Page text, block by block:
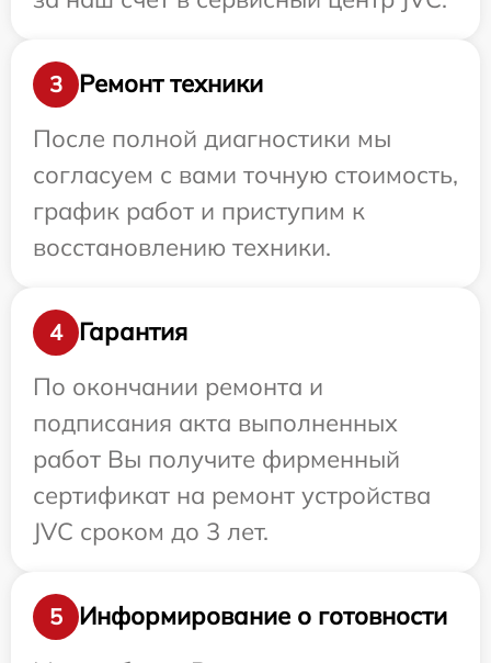
3
Ремонт техники
После полной диагностики мы
согласуем с вами точную стоимость,
график работ и приступим к
восстановлению техники.
4
Гарантия
По окончании ремонта и
подписания акта выполненных
работ Вы получите фирменный
сертификат на ремонт устройства
JVC сроком до 3 лет.
5
Информирование о готовности